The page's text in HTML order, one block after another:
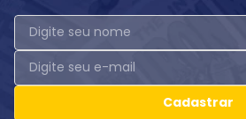
Cadastrar